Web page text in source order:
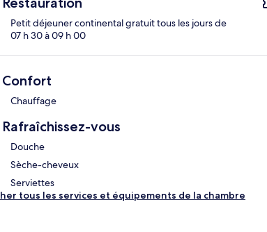
Petit déjeuner continental gratuit tous les jours de
07 h 30 à 09 h 00
Confort
Chauffage
Rafraîchissez-vous
Douche
Sèche-cheveux
Serviettes
tous les services et équipements de la chambre